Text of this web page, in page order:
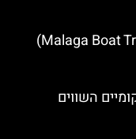
השווים